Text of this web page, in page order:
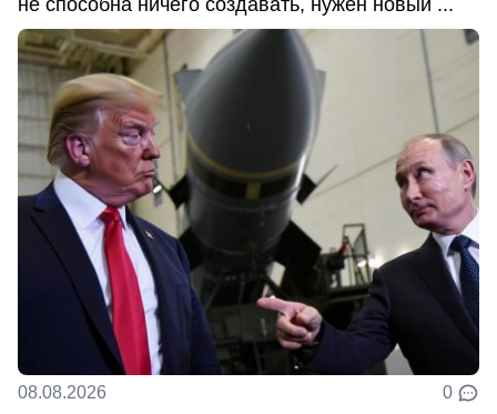
не способна ничего создавать, нужен новый ...
08.08.2026 0